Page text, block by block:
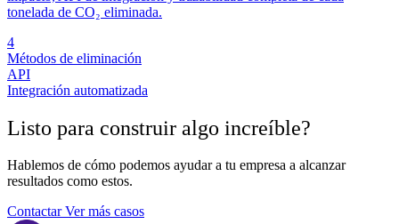
tonelada de CO₂ eliminada.
4
Métodos de eliminación
API
Integración automatizada
Listo para construir algo increíble?
Hablemos de cómo podemos ayudar a tu empresa a alcanzar
resultados como estos.
ContactarVer más casos